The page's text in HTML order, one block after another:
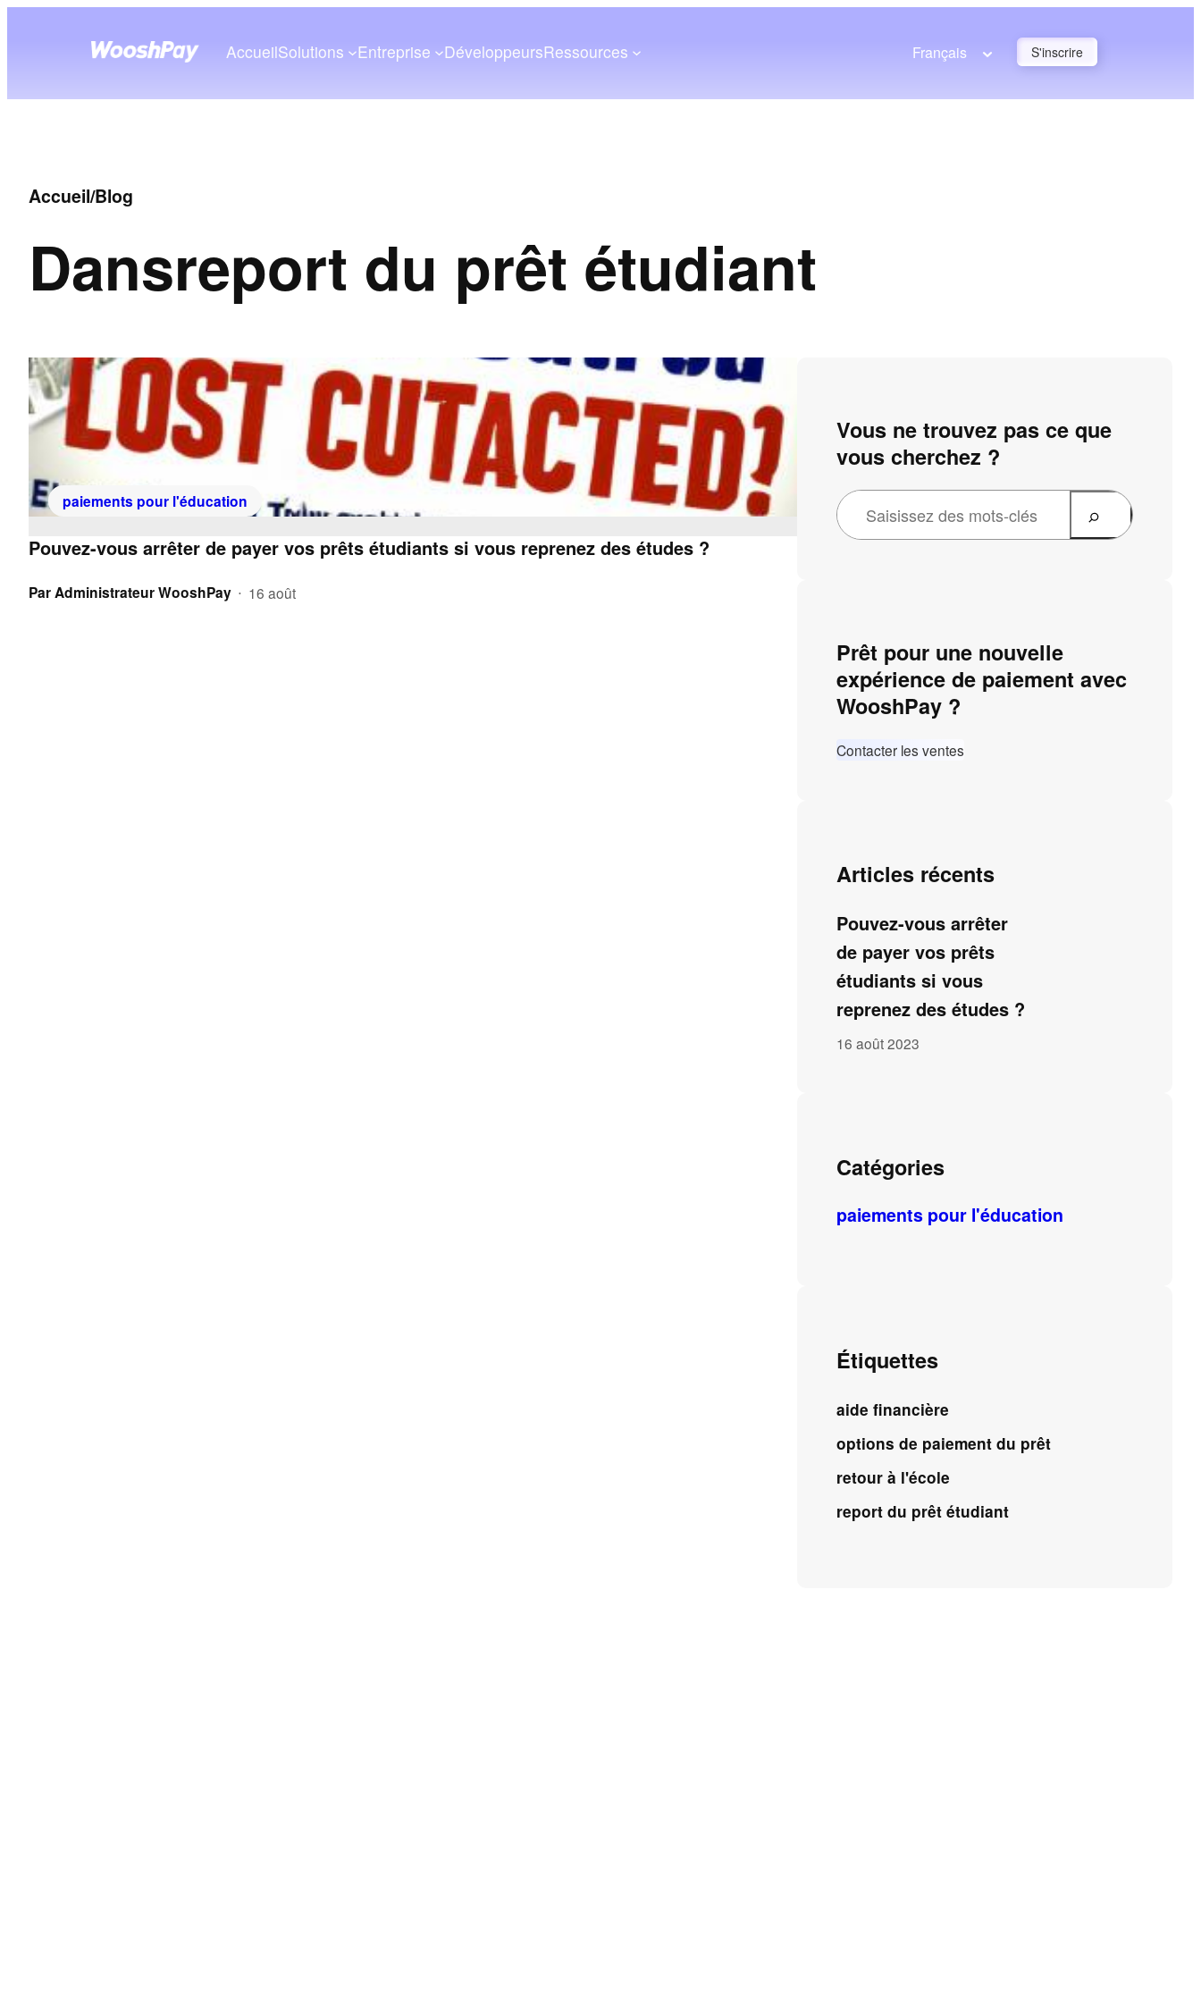
AccueilSolutions Entreprise DéveloppeursRessources Français S'inscrire
Accueil/Blog
Dansreport du prêt étudiant
paiements pour l'éducation
Pouvez-vous arrêter de payer vos prêts étudiants si vous reprenez des études ?
ParAdministrateur WooshPay • 16 août
Vous ne trouvez pas ce que
vous cherchez ?
Prêt pour une nouvelle
expérience de paiement avec
WooshPay ?
Contacter les ventes
Articles récents
Pouvez-vous arrêter
de payer vos prêts
étudiants si vous
reprenez des études ?
16 août 2023
Catégories
paiements pour l'éducation
Étiquettes
aide financière
options de paiement du prêt
retour à l'école
report du prêt étudiant